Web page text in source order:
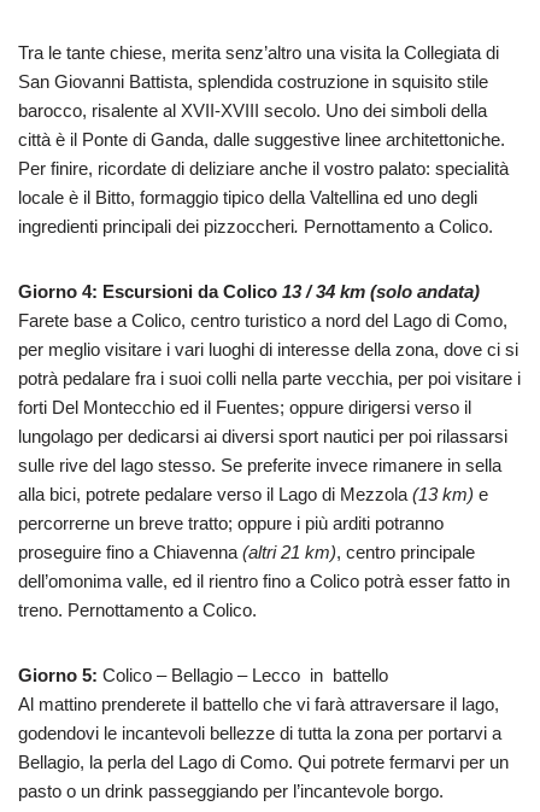
Tra le tante chiese, merita senz’altro una visita la Collegiata di
San Giovanni Battista, splendida costruzione in squisito stile
barocco, risalente al XVII-XVIII secolo. Uno dei simboli della
città è il Ponte di Ganda, dalle suggestive linee architettoniche.
Per finire, ricordate di deliziare anche il vostro palato: specialità
locale è il Bitto, formaggio tipico della Valtellina ed uno degli
ingredienti principali dei pizzoccheri. Pernottamento a Colico.
Giorno 4: Escursioni da Colico 13 / 34 km (solo andata)
Farete base a Colico, centro turistico a nord del Lago di Como,
per meglio visitare i vari luoghi di interesse della zona, dove ci si
potrà pedalare fra i suoi colli nella parte vecchia, per poi visitare i
forti Del Montecchio ed il Fuentes; oppure dirigersi verso il
lungolago per dedicarsi ai diversi sport nautici per poi rilassarsi
sulle rive del lago stesso. Se preferite invece rimanere in sella
alla bici, potrete pedalare verso il Lago di Mezzola (13 km) e
percorrerne un breve tratto; oppure i più arditi potranno
proseguire fino a Chiavenna (altri 21 km), centro principale
dell’omonima valle, ed il rientro fino a Colico potrà esser fatto in
treno. Pernottamento a Colico.
Giorno 5: Colico – Bellagio – Lecco in battello
Al mattino prenderete il battello che vi farà attraversare il lago,
godendovi le incantevoli bellezze di tutta la zona per portarvi a
Bellagio, la perla del Lago di Como. Qui potrete fermarvi per un
pasto o un drink passeggiando per l’incantevole borgo.